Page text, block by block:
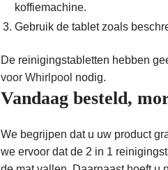
koffiemachine.
Gebruik de tablet zoals
De reinigingstabletten hebben
voor Whirlpool nodig.
Vandaag besteld,
We begrijpen dat u uw product
we ervoor dat de 2 in 1